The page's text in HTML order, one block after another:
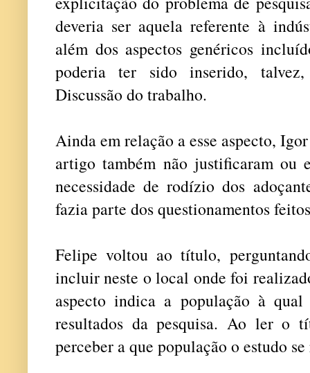
deveria ser aquela referente à
além dos aspectos genéricos
poderia ter sido inserido, talvez,
Discussão do trabalho.
Ainda em relação a esse aspecto,
artigo também não justificaram ou
necessidade de rodízio dos
fazia parte dos questionamentos
Felipe voltou ao título,
incluir neste o local onde foi
aspecto indica a população à qual
resultados da pesquisa. Ao ler o
perceber a que população o estudo